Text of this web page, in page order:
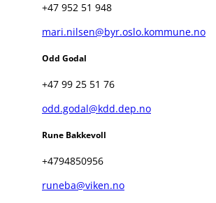
+47 952 51 948
mari.nilsen@byr.oslo.kommune.no
Odd Godal
+47 99 25 51 76
odd.godal@kdd.dep.no
Rune Bakkevoll
+4794850956
runeba@viken.no